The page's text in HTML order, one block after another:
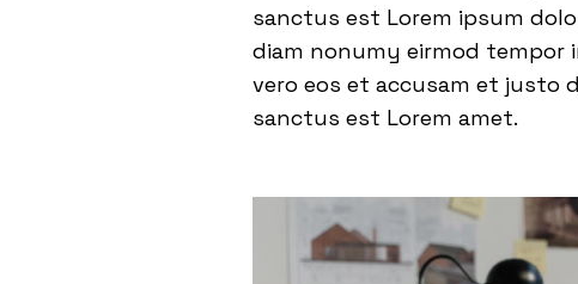
sanctus est Lorem ipsum
diam nonumy eirmod tempor
vero eos et accusam et justo
sanctus est Lorem amet.